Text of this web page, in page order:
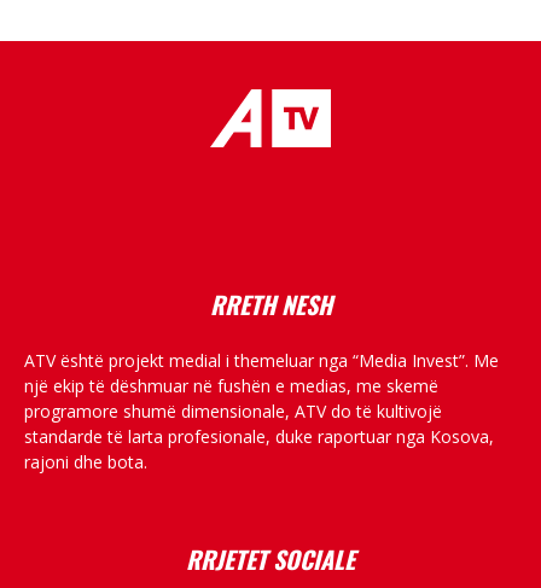
RRETH NESH
ATV është projekt medial i themeluar nga “Media Invest”. Me
një ekip të dëshmuar në fushën e medias, me skemë
programore shumë dimensionale, ATV do të kultivojë
standarde të larta profesionale, duke raportuar nga Kosova,
rajoni dhe bota.
RRJETET SOCIALE